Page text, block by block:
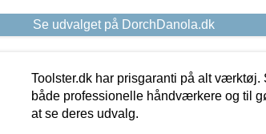
Se udvalget på DorchDanola.dk
Toolster.dk har prisgaranti på alt værktøj.
både professionelle håndværkere og til
at se deres udvalg.